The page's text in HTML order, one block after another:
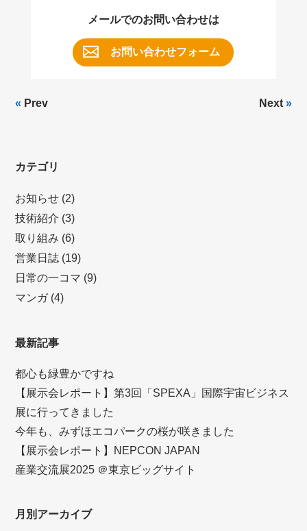
メールでのお問い合わせは
お問い合わせフォーム
« Prev Next»
カテゴリ
お知らせ (2)
技術紹介 (3)
取り組み (6)
営業日誌 (19)
日常の一コマ (9)
マンガ(4)
最新記事
都心も緑豊かですね
【展示会レポート】第3回「SPEXA」国際宇宙ビジネス
展に行ってきました
今年も、みずほエコパークの桜が咲きました
【展示会レポート】NEPCON JAPAN
産業交流展2025 ＠東京ビッグサイト
月別アーカイブ